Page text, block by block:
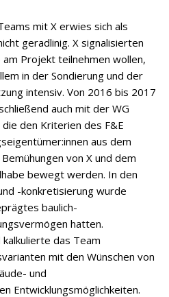
mit X erwies sich als
geradlinig. X signalisierten
Projekt teilnehmen wollen,
in der Sondierung und der
intensiv. Von 2016 bis 2017
auch mit der WG
den Kriterien des F&E
aus dem
von X und dem
bewegt werden. In den
-konkretisierung wurde
baulich-
hatten.
das Team
mit den Wünschen von
und
Entwicklungsmöglichkeiten.